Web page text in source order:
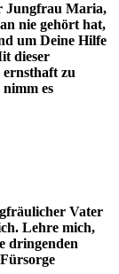
Jungfrau Maria,
nie gehört hat,
um Deine Hilfe
dieser
zu
es
Vater
Lehre mich,
dringenden